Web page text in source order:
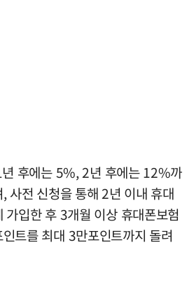
후에는 5%, 2년 후에는 12%까
사전 신청을 통해 2년 이내 휴대
가입한 후 3개월 이상 휴대폰보험
트를 최대 3만포인트까지 돌려